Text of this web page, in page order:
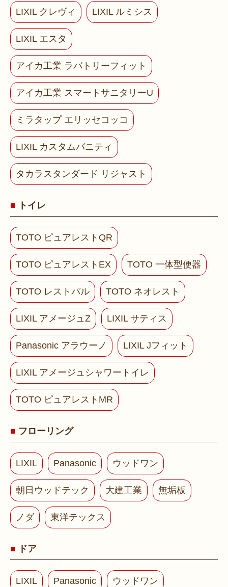
LIXIL クレヴィ LIXIL ルミシス
LIXIL エスタ
アイカ工業 ラバトリーフィット
アイカ工業 スマートサニタリーU
ミラタップ エリッセコッコ
LIXIL カスタムバニティ
タカラスタンダード リジャスト
トイレ
TOTO ピュアレストQR
TOTO ピュアレストEX TOTO 一体型便器
TOTO レストパル TOTO ネオレスト
LIXIL アメージュZ LIXIL サティス
Panasonic アラウーノ LIXIL Jフィット
LIXIL アメージュシャワートイレ
TOTO ピュアレストMR
フローリング
LIXIL Panasonic ウッドワン
朝日ウッドテック 大建工業 無垢板
ノダ 東洋テックス
ドア
LIXIL Panasonic ウッドワン